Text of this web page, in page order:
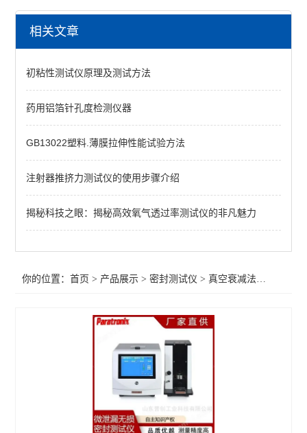
密封测试仪
减压仪
不透水性测试仪
包装泄漏测试仪
微生物入密封侵试验仪
包装胀破试验仪
玻璃瓶包装密封试验仪
真空衰减法密封检漏仪
微泄漏无损密封测试仪
水性笔泄漏密封测试仪
正负压一体密封测试仪
相关文章
初粘性测试仪原理及测试方法
药用铝箔针孔度检测仪器
GB13022塑料.薄膜拉伸性能试验方法
注射器推挤力测试仪的使用步骤介绍
揭秘科技之眼：揭秘高效氧气透过率测试仪的非凡魅力
你的位置：首页 > 产品展示 >密封测试仪 >真空衰减法密封检漏仪